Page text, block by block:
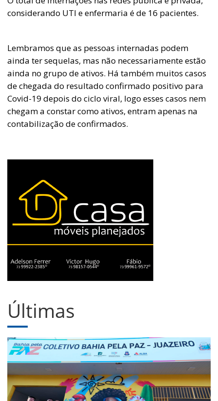
considerando UTI e enfermaria é de 16 pacientes.
Lembramos que as pessoas internadas podem
ainda ter sequelas, mas não necessariamente estão
ainda no grupo de ativos. Há também muitos casos
de chegada do resultado confirmado positivo para
Covid-19 depois do ciclo viral, logo esses casos nem
chegam a constar como ativos, entram apenas na
contabilização de confirmados.
Últimas